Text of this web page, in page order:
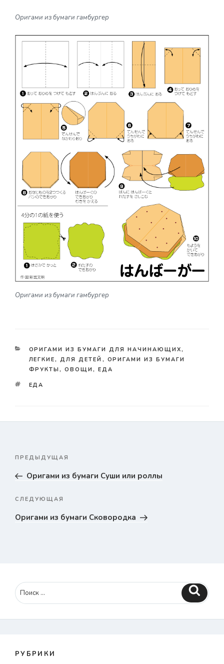
Оригами из бумаги гамбургер
Оригами из бумаги гамбургер
КАТЕГОРИИ
ОРИГАМИ ИЗ БУМАГИ ДЛЯ НАЧИНАЮЩИХ,
ЛЕГКИЕ, ДЛЯ ДЕТЕЙ , ОРИГАМИ ИЗ БУМАГИ
ФРУКТЫ, ОВОЩИ, ЕДА
TAGS
ЕДА
записям
Предыдущая
запись
ПРЕДЫДУЩАЯ
Оригами из бумаги Суши или роллы
Следующая
запись
СЛЕДУЮЩАЯ
Оригами из бумаги Сковородка
Поиск
РУБРИКИ